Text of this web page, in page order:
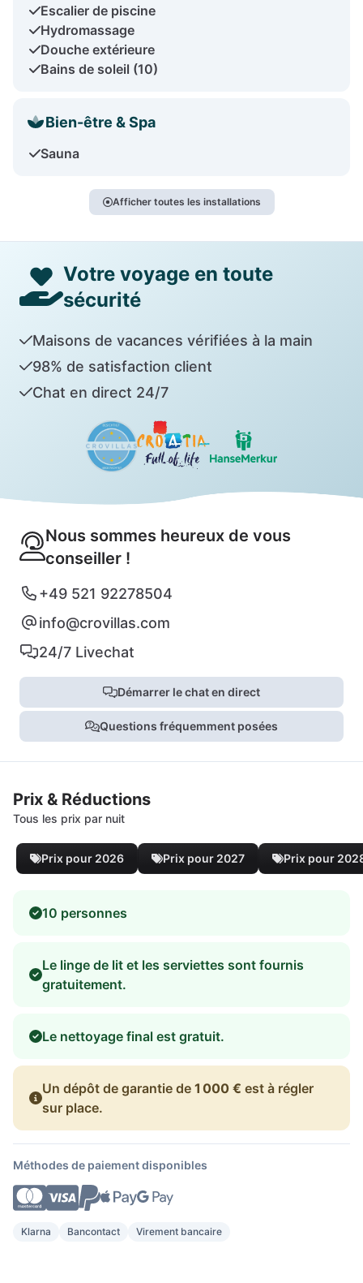
Escalier de piscine
Hydromassage
Douche extérieure
Bains de soleil (10)
Bien-être & Spa
Sauna
Afficher toutes les installations
Votre voyage en toute
sécurité
Maisons de vacances vérifiées à la main
98% de satisfaction client
Chat en direct 24/7
Nous sommes heureux de vous
conseiller !
+49 521 92278504
info@crovillas.com
24/7 Livechat
Démarrer le chat en direct
Questions fréquemment posées
Prix & Réductions
Tous les prix par nuit
Prix pour 2026 Prix pour 2027 Prix pour
10 personnes
Le linge de lit et les serviettes sont fournis
gratuitement.
Le nettoyage final est gratuit.
Un dépôt de garantie de 1 000 € est à régler
sur place.
Méthodes de paiement disponibles
Klarna Bancontact Virement bancaire